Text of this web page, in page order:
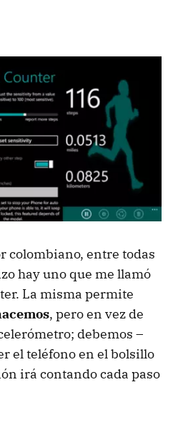
colombiano, entre todas
hay uno que me llamó
La misma permite
, pero en vez de
debemos –
el teléfono en el bolsillo
irá contando cada paso